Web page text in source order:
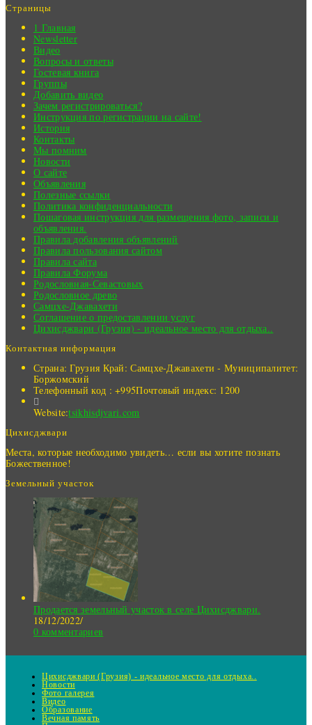
Страницы
1 Главная
Newsletter
Видео
Вопросы и ответы
Гостевая книга
Группы
Добавить видео
Зачем регистрироваться?
Инструкция по регистрации на сайте!
История
Контакты
Мы помним
Новости
О сайте
Объявления
Полезные ссылки
Политика конфиденциальности
Пошаговая инструкция для размещения фото, записи и
объявления.
Правила добавления объявлений
Правила пользования сайтом
Правила сайта
Правила Форума
Родословная-Севастовых
Родословное древо
Самцхе-Джавахети
Соглашение о предоставлении услуг
Цихисджвари (Грузия) - идеальное место для отдыха..
Контактная информация
Страна: Грузия Край: Самцхе-Джавахети - Муниципалитет:
Боржомский
Телефонный код : +995Почтовый индекс: 1200
Website:tsikhisdjvari.com
Цихисджвари
Места, которые необходимо увидеть… если вы хотите познать
Божественное!
Земельный участок
Продается земельный участок в селе Цихисджвари.
18/12/2022/
0 комментариев
Цихисджвари (Грузия) - идеальное место для отдыха..
Новости
Фото галерея
Видео
Образование
Вечная память